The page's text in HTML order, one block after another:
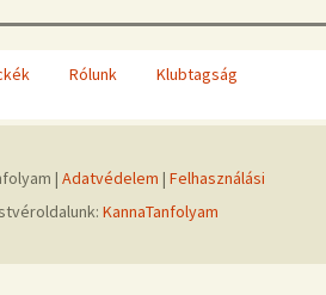
Rólunk Klubtagság
| Adatvédelem | Felhasználási
KannaTanfolyam